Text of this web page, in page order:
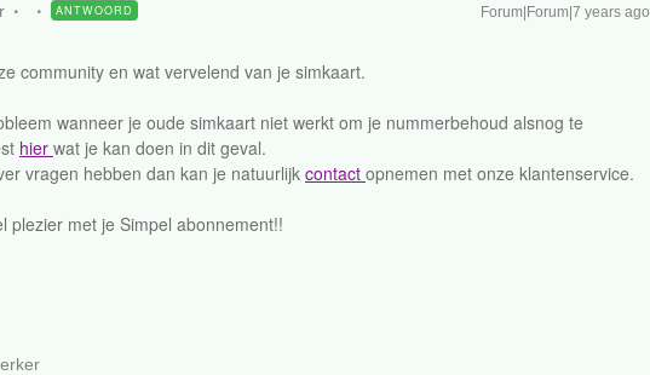
ANTWOORD Forum|Forum|7 years ago
community en wat vervelend van je simkaart.
wanneer je oude simkaart niet werkt om je nummerbehoud alsnog te
hier wat je kan doen in dit geval.
vragen hebben dan kan je natuurlijkcontact opnemen met onze klantenservice.
plezier met je Simpel abonnement!!